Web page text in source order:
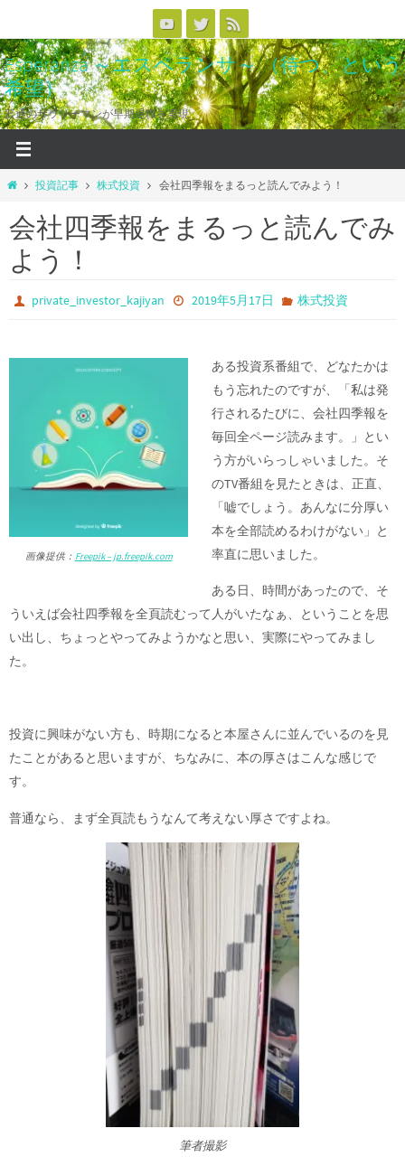
ン
テ
ン
ツ
へ
キ
プ
Esperanza ～エスペランサ～ （待つ、という
希望）
普通のサラリーマンが早期退職を実現
ホ
ム
投資記事 株式投資 会社四季報をまるっと読んでみよう！
会社四季報をまるっと読んでみ
よう！
private_investor_kajiyan 2019年5月17日 株式投資
画像提供： Freepik – jp.freepik.com
ある投資系番組で、どなたかは
もう忘れたのですが、「私は発
行されるたびに、会社四季報を
毎回全ページ読みます。」とい
う方がいらっしゃいました。そ
のTV番組を見たときは、正直、
「嘘でしょう。あんなに分厚い
本を全部読めるわけがない」と
率直に思いました。
ある日、時間があったので、そ
ういえば会社四季報を全頁読むって人がいたなぁ、ということを思
い出し、ちょっとやってみようかなと思い、実際にやってみまし
た。
投資に興味がない方も、時期になると本屋さんに並んでいるのを見
たことがあると思いますが、ちなみに、本の厚さはこんな感じで
す。
普通なら、まず全頁読もうなんて考えない厚さですよね。
筆者撮影